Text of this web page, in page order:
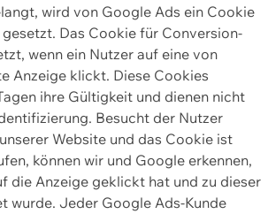
wird von Google Ads ein Cookie
Das Cookie für Conversion-
wenn ein Nutzer auf eine von
Anzeige klickt. Diese Cookies
ihre Gültigkeit und dienen nicht
Besucht der Nutzer
Website und das Cookie ist
können wir und Google erkennen,
die Anzeige geklickt hat und zu dieser
wurde. Jeder Google Ads-Kunde